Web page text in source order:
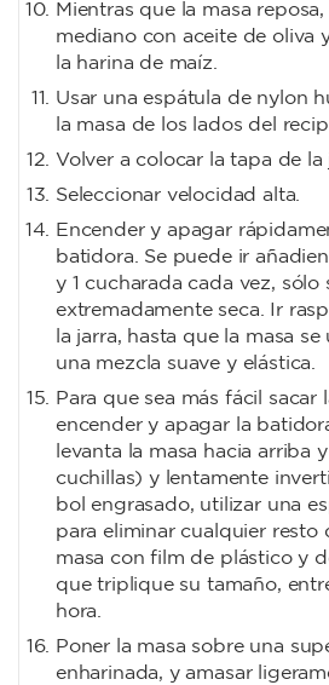
Mientras que la masa
mediano con aceite de oliva
la harina de maíz.
Usar una espátula de nylon
la masa de los lados del
Volver a colocar la tapa de la
Seleccionar velocidad alta.
Encender y apagar
batidora. Se puede ir
y 1 cucharada cada vez, sólo
extremadamente seca. Ir
la jarra, hasta que la masa
una mezcla suave y elástica.
Para que sea más fácil sacar
encender y apagar la
levanta la masa hacia arriba
cuchillas) y lentamente
bol engrasado, utilizar una
para eliminar cualquier resto
masa con film de plástico y
que triplique su tamaño,
hora.
Poner la masa sobre una
enharinada, y amasar